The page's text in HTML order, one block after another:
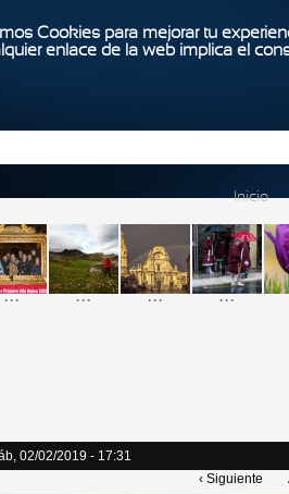
Cookies para mejorar tu
enlace de la web implica el
Inicio
... ... ... ...
02/02/2019 - 17:31
‹ Siguiente